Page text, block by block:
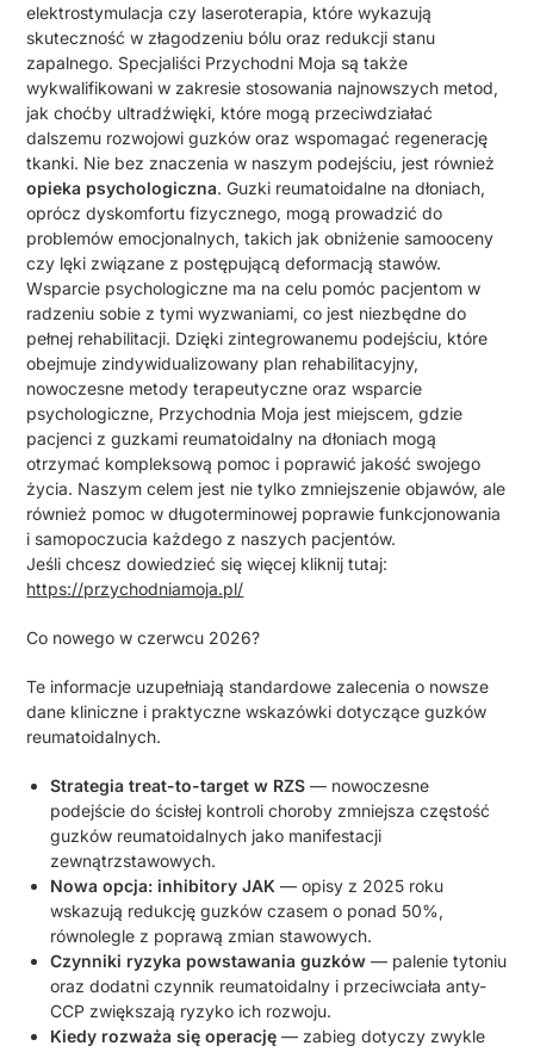
elektrostymulacja czy laseroterapia, które wykazują
skuteczność w złagodzeniu bólu oraz redukcji stanu
zapalnego. Specjaliści Przychodni Moja są także
wykwalifikowani w zakresie stosowania najnowszych metod,
jak choćby ultradźwięki, które mogą przeciwdziałać
dalszemu rozwojowi guzków oraz wspomagać regenerację
tkanki. Nie bez znaczenia w naszym podejściu, jest również
opieka psychologiczna. Guzki reumatoidalne na dłoniach,
oprócz dyskomfortu fizycznego, mogą prowadzić do
problemów emocjonalnych, takich jak obniżenie samooceny
czy lęki związane z postępującą deformacją stawów.
Wsparcie psychologiczne ma na celu pomóc pacjentom w
radzeniu sobie z tymi wyzwaniami, co jest niezbędne do
pełnej rehabilitacji. Dzięki zintegrowanemu podejściu, które
obejmuje zindywidualizowany plan rehabilitacyjny,
nowoczesne metody terapeutyczne oraz wsparcie
psychologiczne, Przychodnia Moja jest miejscem, gdzie
pacjenci z guzkami reumatoidalny na dłoniach mogą
otrzymać kompleksową pomoc i poprawić jakość swojego
życia. Naszym celem jest nie tylko zmniejszenie objawów, ale
również pomoc w długoterminowej poprawie funkcjonowania
i samopoczucia każdego z naszych pacjentów.
Jeśli chcesz dowiedzieć się więcej kliknij tutaj:
https://przychodniamoja.pl/
Co nowego w czerwcu 2026?
Te informacje uzupełniają standardowe zalecenia o nowsze
dane kliniczne i praktyczne wskazówki dotyczące guzków
reumatoidalnych.
Strategia treat-to-target w RZS — nowoczesne
podejście do ścisłej kontroli choroby zmniejsza częstość
guzków reumatoidalnych jako manifestacji
zewnątrzstawowych.
Nowa opcja: inhibitory JAK — opisy z 2025 roku
wskazują redukcję guzków czasem o ponad 50%,
równolegle z poprawą zmian stawowych.
Czynniki ryzyka powstawania guzków — palenie tytoniu
oraz dodatni czynnik reumatoidalny i przeciwciała anty-
CCP zwiększają ryzyko ich rozwoju.
Kiedy rozważa się operację — zabieg dotyczy zwykle